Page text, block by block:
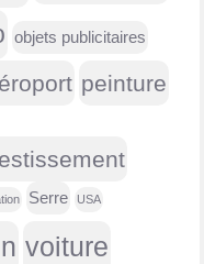
objets publicitaires
peinture
Serre USA
voiture